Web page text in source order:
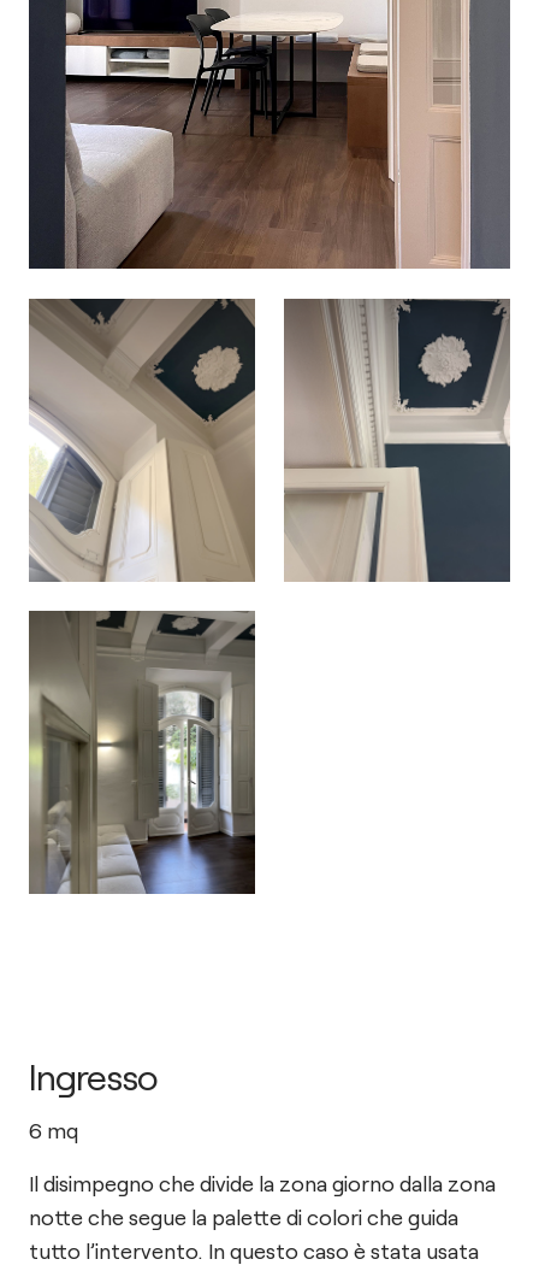
Ingresso
6 mq
Il disimpegno che divide la zona giorno dalla zona
notte che segue la palette di colori che guida
tutto l’intervento. In questo caso è stata usata